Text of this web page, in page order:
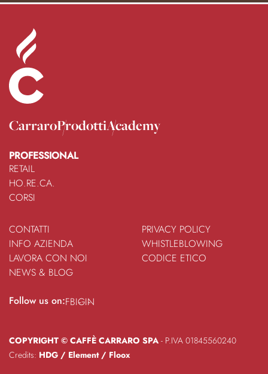
CarraroProdottiAcademy
PROFESSIONAL
RETAIL
HO.RE.CA.
CORSI
CONTATTI
INFO AZIENDA
LAVORA CON NOI
NEWS & BLOG
PRIVACY POLICY
WHISTLEBLOWING
CODICE ETICO
Follow us on:FBIGIN
COPYRIGHT © CAFFÈ CARRARO SPA - P.IVA 01845560240
Credits: HDG / Element/ Floox